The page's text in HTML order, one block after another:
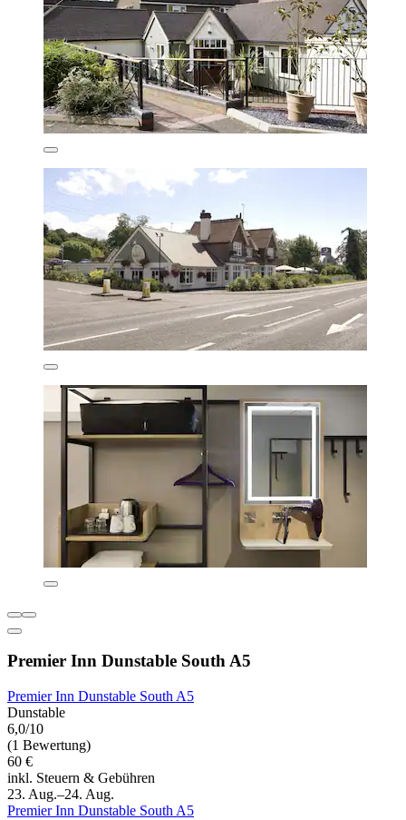
Premier Inn Dunstable South A5
Premier Inn Dunstable South A5
Dunstable
6,0/10
(1 Bewertung)
60 €
inkl. Steuern & Gebühren
23. Aug.–24. Aug.
Premier Inn Dunstable South A5